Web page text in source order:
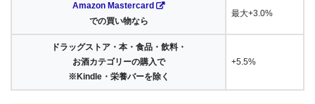
Amazon Mastercard
での買い物なら
最大+3.0%
ドラッグストア・本・食品・飲料・
お酒カテゴリーの購入で
※Kindle・栄養バーを除く
+5.5%